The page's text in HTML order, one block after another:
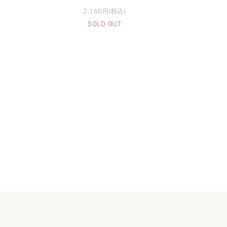
2,160円(税込)
SOLD OUT